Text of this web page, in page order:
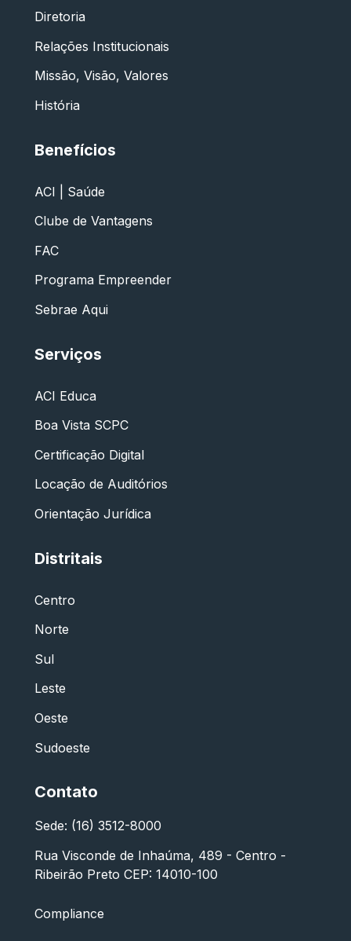
Diretoria
Relações Institucionais
Missão, Visão, Valores
História
Benefícios
ACI | Saúde
Clube de Vantagens
FAC
Programa Empreender
Sebrae Aqui
Serviços
ACI Educa
Boa Vista SCPC
Certificação Digital
Locação de Auditórios
Orientação Jurídica
Distritais
Centro
Norte
Sul
Leste
Oeste
Sudoeste
Contato
Sede: (16) 3512-8000
Rua Visconde de Inhaúma, 489 - Centro -
Ribeirão Preto CEP: 14010-100
Compliance